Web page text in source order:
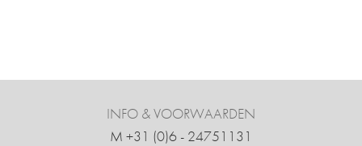
INFO & VOORWAARDEN
M +31 ‍(0)6 - 24751131